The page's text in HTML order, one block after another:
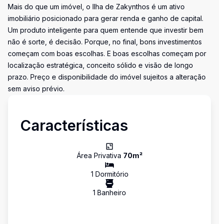
Mais do que um imóvel, o Ilha de Zakynthos é um ativo
imobiliário posicionado para gerar renda e ganho de capital.
Um produto inteligente para quem entende que investir bem
não é sorte, é decisão. Porque, no final, bons investimentos
começam com boas escolhas. E boas escolhas começam por
localização estratégica, conceito sólido e visão de longo
prazo. Preço e disponibilidade do imóvel sujeitos a alteração
sem aviso prévio.
Características
Área Privativa 70m²
1 Dormitório
1 Banheiro